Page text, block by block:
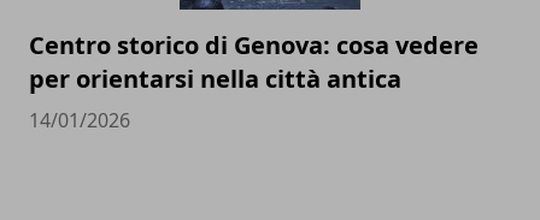
Centro storico di Genova: cosa vedere
per orientarsi nella città antica
14/01/2026